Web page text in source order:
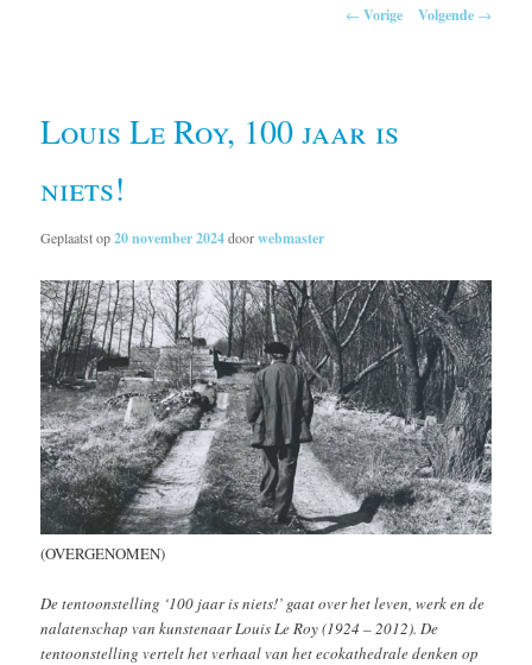
← Vorige Volgende →
Louis Le Roy, 100 jaar is
niets!
Geplaatst op20 november 2024doorwebmaster
(OVERGENOMEN)
De tentoonstelling ‘100 jaar is niets!’ gaat over het leven, werk en de
nalatenschap van kunstenaar Louis Le Roy (1924 – 2012). De
tentoonstelling vertelt het verhaal van het ecokathedrale denken op